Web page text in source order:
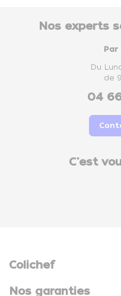
Nos experts
Par
Du
de
04
C'est
Colichef
Nos garanties